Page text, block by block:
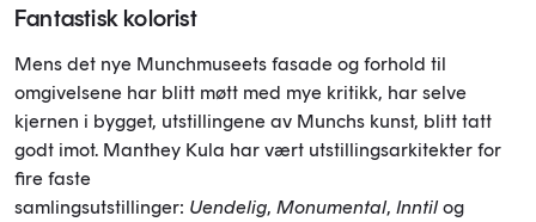
Fantastisk kolorist
Mens det nye Munchmuseets fasade og forhold til
omgivelsene har blitt møtt med mye kritikk, har selve
kjernen i bygget, utstillingene av Munchs kunst, blitt tatt
godt imot. Manthey Kula har vært utstillingsarkitekter for
fire faste
samlingsutstillinger: Uendelig, Monumental, Inntilog